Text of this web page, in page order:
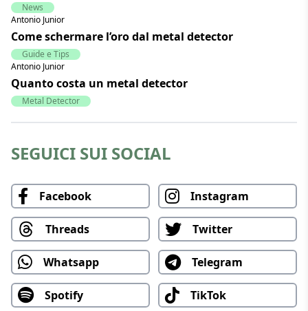
News
Antonio Junior
Come schermare l’oro dal metal detector
Guide e Tips
Antonio Junior
Quanto costa un metal detector
Metal Detector
SEGUICI SUI SOCIAL
Facebook Instagram
Threads Twitter
Whatsapp Telegram
Spotify TikTok